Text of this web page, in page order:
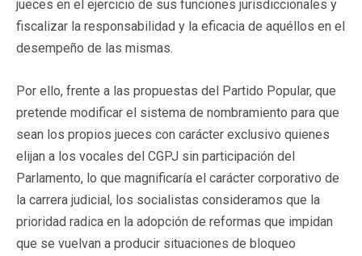
jueces en el ejercicio de sus funciones jurisdiccionales y
fiscalizar la responsabilidad y la eficacia de aquéllos en el
desempeño de las mismas.
Por ello, frente a las propuestas del Partido Popular, que
pretende modificar el sistema de nombramiento para que
sean los propios jueces con carácter exclusivo quienes
elijan a los vocales del CGPJ sin participación del
Parlamento, lo que magnificaría el carácter corporativo de
la carrera judicial, los socialistas consideramos que la
prioridad radica en la adopción de reformas que impidan
que se vuelvan a producir situaciones de bloqueo